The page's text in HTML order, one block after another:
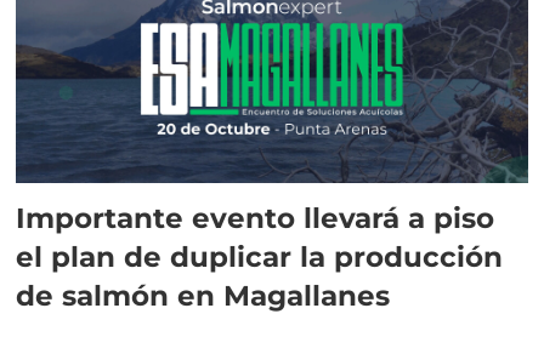
Importante evento llevará a piso
el plan de duplicar la producción
de salmón en Magallanes